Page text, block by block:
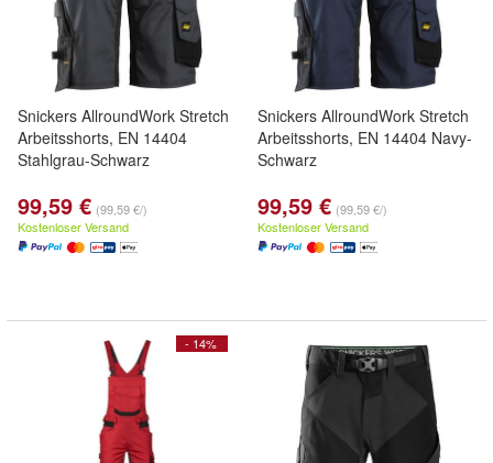
Snickers AllroundWork Stretch
Arbeitsshorts, EN 14404
Stahlgrau-Schwarz
99,59 € (99,59 €/)
Kostenloser Versand
Snickers AllroundWork Stretch
Arbeitsshorts, EN 14404 Navy-
Schwarz
99,59 € (99,59 €/)
Kostenloser Versand
- 14%